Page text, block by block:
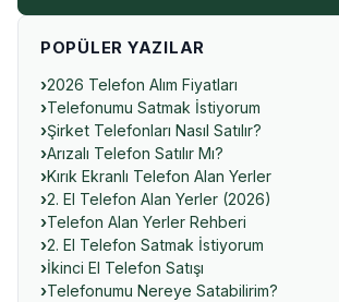
POPÜLER YAZILAR
2026 Telefon Alım Fiyatları
Telefonumu Satmak İstiyorum
Şirket Telefonları Nasıl Satılır?
Arızalı Telefon Satılır Mı?
Kırık Ekranlı Telefon Alan Yerler
2. El Telefon Alan Yerler (2026)
Telefon Alan Yerler Rehberi
2. El Telefon Satmak İstiyorum
İkinci El Telefon Satışı
Telefonumu Nereye Satabilirim?